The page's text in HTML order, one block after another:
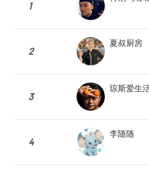
1
2
夏叔厨房
3
琼斯爱生
4
李随随